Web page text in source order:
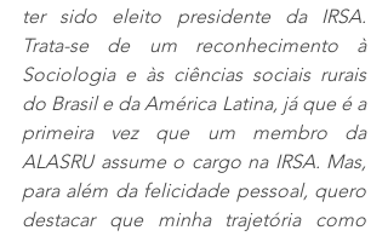
ter sido eleito presidente da IRSA.
Trata-se de um reconhecimento à
Sociologia e às ciências sociais rurais
do Brasil e da América Latina, já que é a
primeira vez que um membro da
ALASRU assume o cargo na IRSA. Mas,
para além da felicidade pessoal, quero
destacar que minha trajetória como